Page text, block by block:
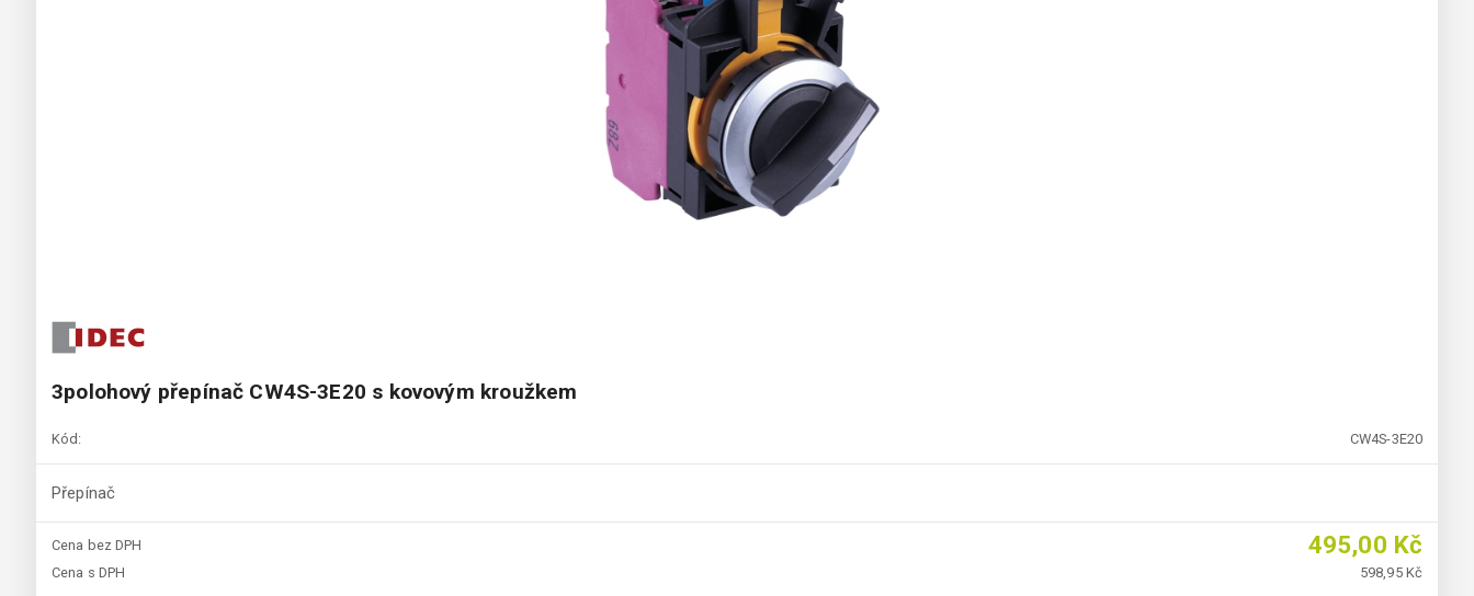
3polohový přepínač CW4S-3E20 s kovovým kroužkem
Kód: CW4S-3E20
Přepínač
Cena bez DPH 495,00 Kč
Cena s DPH 598,95 Kč